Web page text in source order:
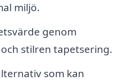
miljö.
genom
stilren tapetsering.
som kan